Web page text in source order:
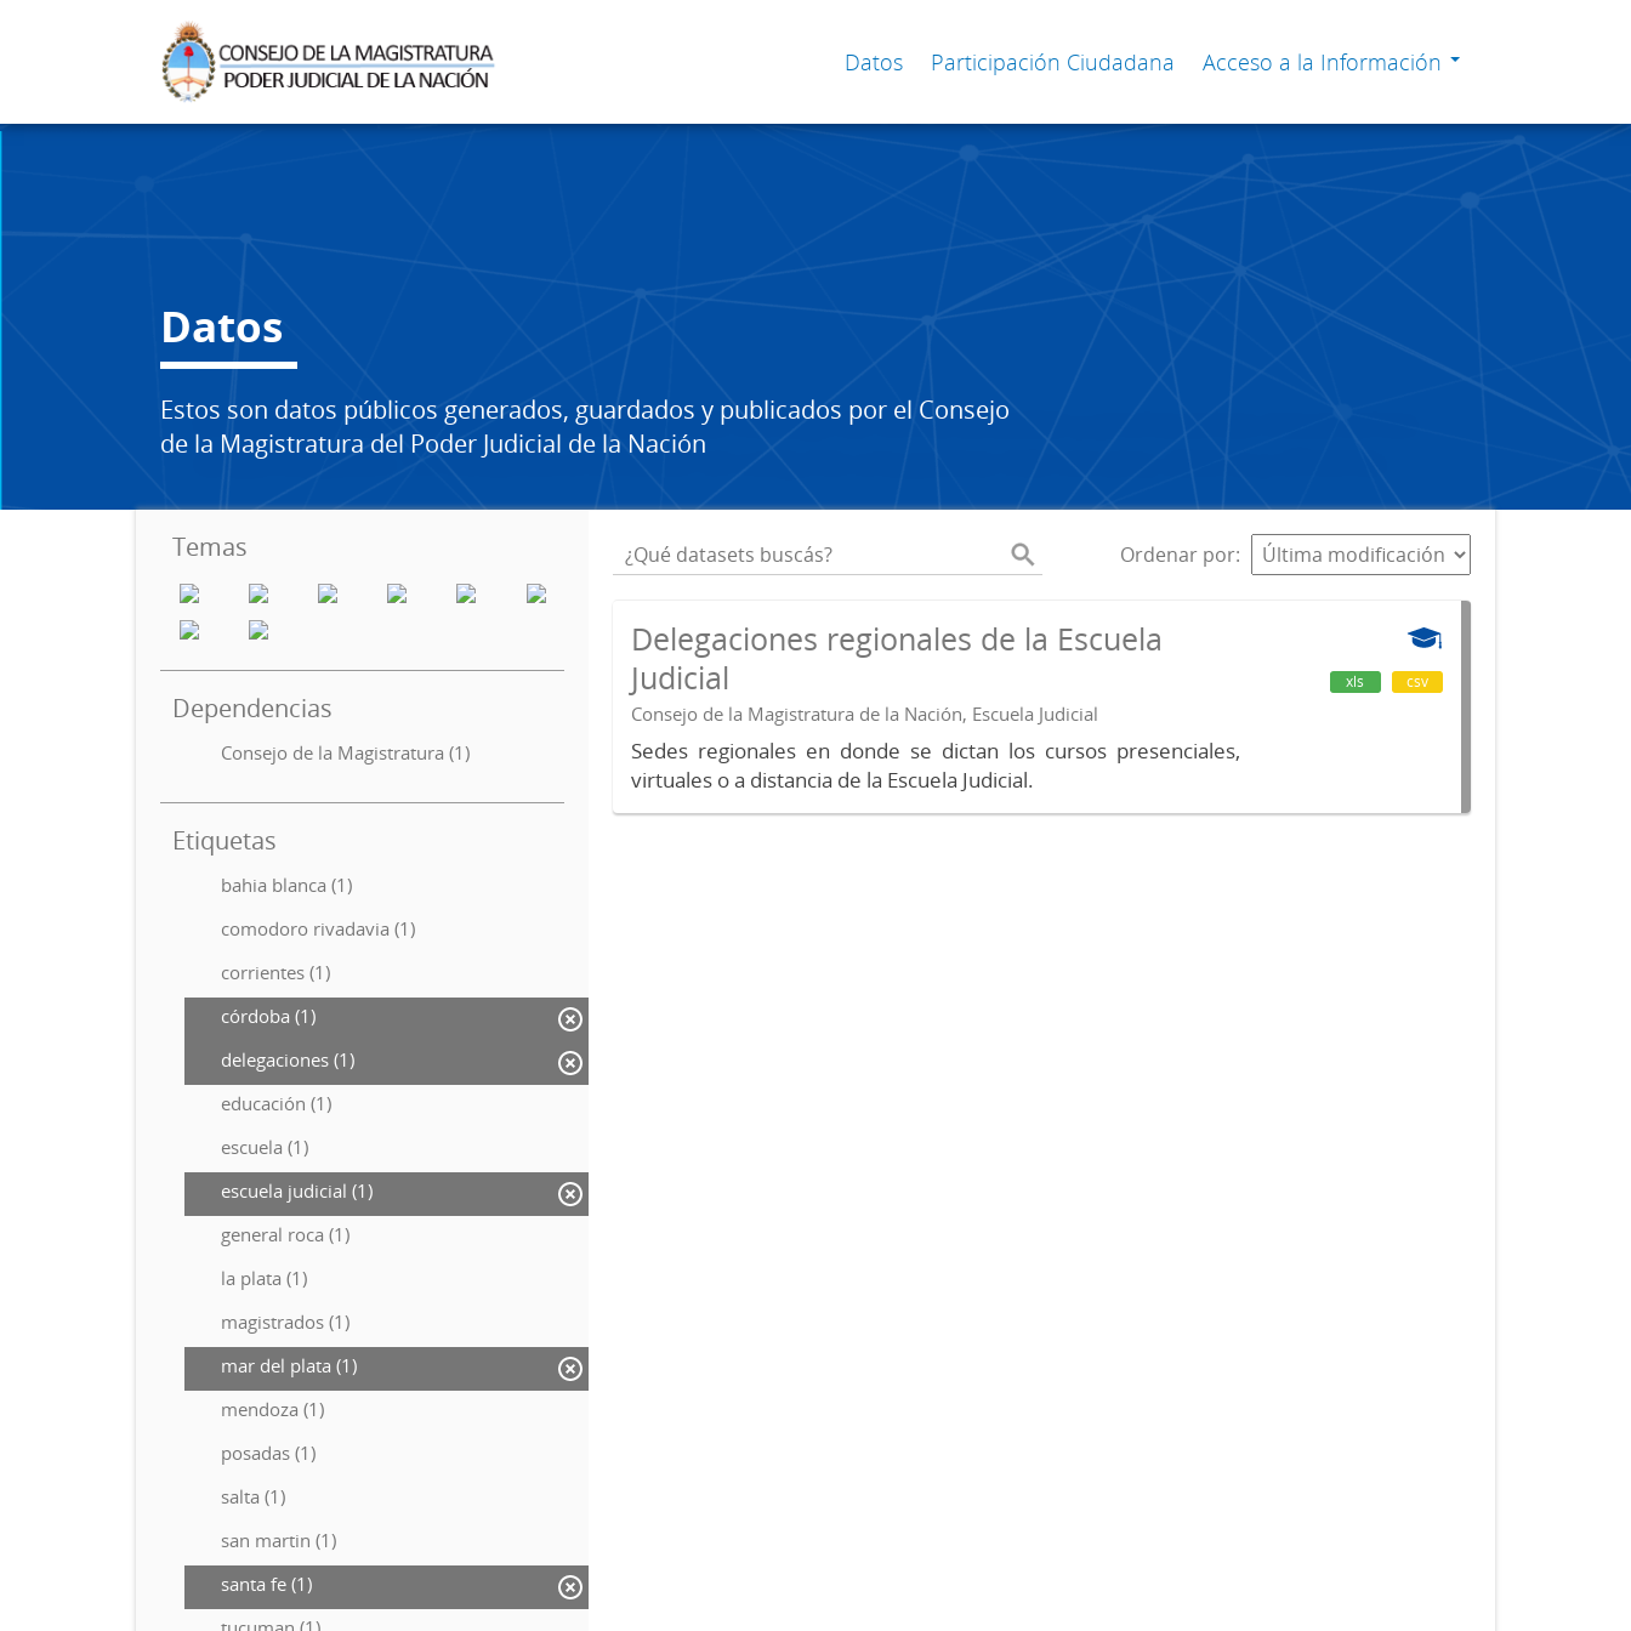
Datos Participación Ciudadana Acceso a la Información
Datos
Estos son datos públicos generados, guardados y publicados por el Consejo
de la Magistratura del Poder Judicial de la Nación
Temas
Dependencias
Consejo de la Magistratura (1)
Etiquetas
bahia blanca (1)
comodoro rivadavia (1)
corrientes (1)
córdoba (1)
delegaciones (1)
educación (1)
escuela (1)
escuela judicial (1)
general roca (1)
la plata (1)
magistrados (1)
mar del plata (1)
mendoza (1)
posadas (1)
salta (1)
san martin (1)
santa fe (1)
Ordenar por
Delegaciones regionales de la Escuela
Judicial
Consejo de la Magistratura de la Nación, Escuela Judicial
Sedes regionales en donde se dictan los cursos presenciales,
virtuales o a distancia de la Escuela Judicial.
xls csv